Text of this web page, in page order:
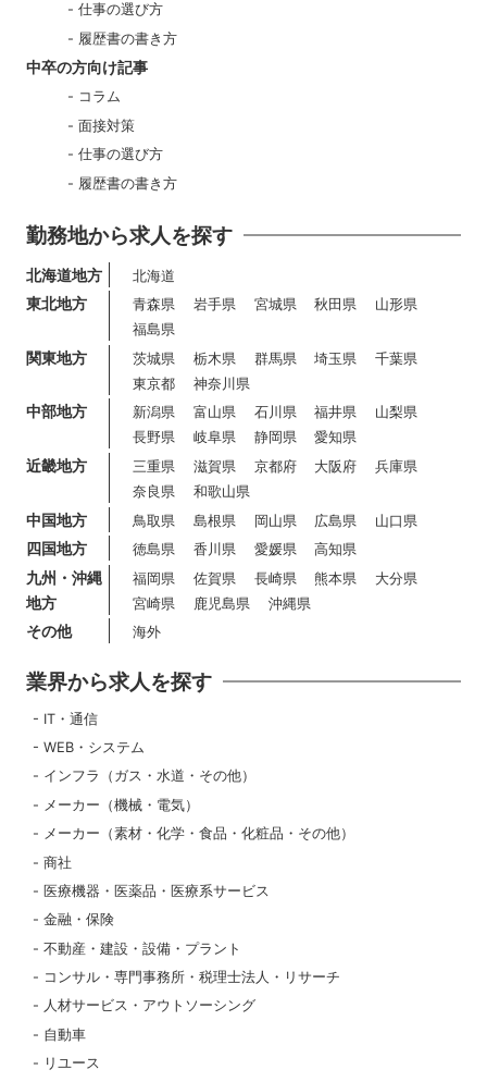
仕事の選び方
履歴書の書き方
中卒の方向け記事
コラム
面接対策
仕事の選び方
履歴書の書き方
勤務地から求人を探す
北海道地方 北海道
東北地方 青森県 岩手県 宮城県 秋田県
山形県
福島県
関東地方 茨城県 栃木県 群馬県 埼玉県
千葉県
東京都
神奈川県
中部地方 新潟県 富山県 石川県 福井県
山梨県
長野県
岐阜県 静岡県 愛知県
近畿地方 三重県 滋賀県 京都府 大阪府
兵庫県
奈良県
和歌山県
中国地方 鳥取県 島根県 岡山県 広島県 山口県
四国地方 徳島県 香川県 愛媛県 高知県
九州・沖縄
地方
福岡県 佐賀県 長崎県 熊本県
大分県
宮崎県
鹿児島県 沖縄県
その他 海外
業界から求人を探す
IT・通信
WEB・システム
インフラ（ガス・水道・その他）
メーカー（機械・電気）
メーカー（素材・化学・食品・化粧品・その他）
商社
医療機器・医薬品・医療系サービス
金融・保険
不動産・建設・設備・プラント
コンサル・専門事務所・税理士法人・リサーチ
人材サービス・アウトソーシング
自動車
リユース